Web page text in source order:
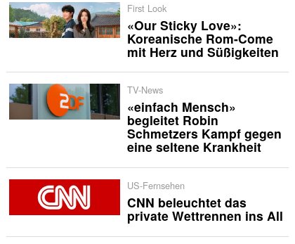
First Look
«Our Sticky Love»:
Koreanische Rom-Come
mit Herz und Süßigkeiten
TV-News
«einfach Mensch»
begleitet Robin
Schmetzers Kampf gegen
eine seltene Krankheit
US-Fernsehen
CNN beleuchtet das
private Wettrennen ins All